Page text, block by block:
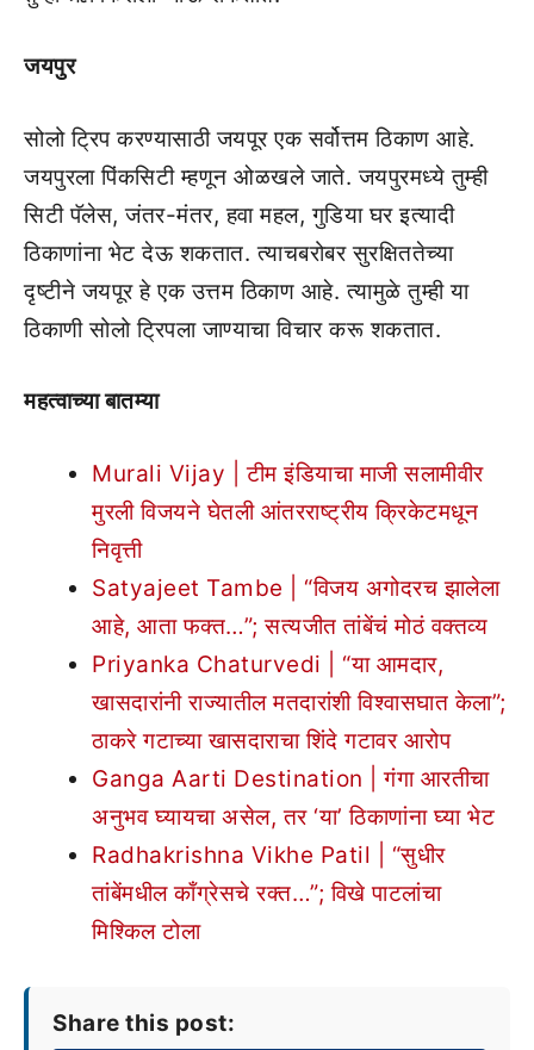
जयपुर
सोलो ट्रिप करण्यासाठी जयपूर एक सर्वोत्तम ठिकाण आहे.
जयपुरला पिंकसिटी म्हणून ओळखले जाते. जयपुरमध्ये तुम्ही
सिटी पॅलेस, जंतर-मंतर, हवा महल, गुडिया घर इत्यादी
ठिकाणांना भेट देऊ शकतात. त्याचबरोबर सुरक्षिततेच्या
दृष्टीने जयपूर हे एक उत्तम ठिकाण आहे. त्यामुळे तुम्ही या
ठिकाणी सोलो ट्रिपला जाण्याचा विचार करू शकतात.
महत्वाच्या बातम्या
Murali Vijay | टीम इंडियाचा माजी सलामीवीर
मुरली विजयने घेतली आंतरराष्ट्रीय क्रिकेटमधून
निवृत्ती
Satyajeet Tambe | “विजय अगोदरच झालेला
आहे, आता फक्त…”; सत्यजीत तांबेंचं मोठं वक्तव्य
Priyanka Chaturvedi | “या आमदार,
खासदारांनी राज्यातील मतदारांशी विश्वासघात केला”;
ठाकरे गटाच्या खासदाराचा शिंदे गटावर आरोप
Ganga Aarti Destination | गंगा आरतीचा
अनुभव घ्यायचा असेल, तर ‘या’ ठिकाणांना घ्या भेट
Radhakrishna Vikhe Patil | “सुधीर
तांबेंमधील काँग्रेसचे रक्त…”; विखे पाटलांचा
मिश्किल टोला
Share this post: